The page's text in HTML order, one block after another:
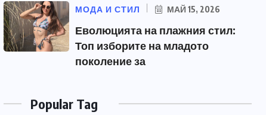
МОДА И СТИЛ МАЙ 15, 2026
Еволюцията на плажния стил:
Топ изборите на младото
поколение за
Popular Tag